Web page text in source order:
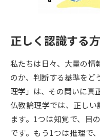
高等学校（情報）教員資格認定
大学研
大学で学べる内容や特徴
正しく認識する
私たちは日々、大量の情
のか、判断する基準をど
理学」は、その問いに真
仏教論理学では、正し
ます。1つは知覚で、目
です。もう1つは推理で